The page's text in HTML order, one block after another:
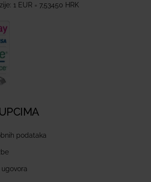
1 EUR = 7,53450 HRK
podataka
ugovora